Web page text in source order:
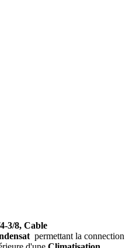
3/8, Cable
permettant la connection